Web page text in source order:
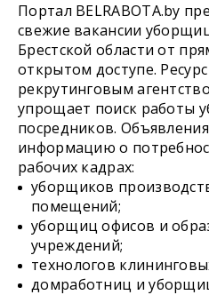
Портал BELRABOTA.by
свежие вакансии
Брестской области от
открытом доступе. Ресурс
рекрутинговым
упрощает поиск работы
посредников.
информацию о
рабочих кадрах:
уборщиков
помещений;
уборщиц офисов и
учреждений;
технологов
домработниц и